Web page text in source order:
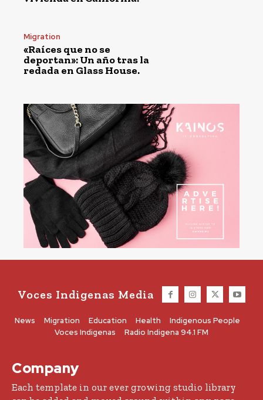
Migration
«Raíces que no se
deportan»: Un año tras la
redada en Glass House.
Voces Indigenas Media
News Migration Education Health
Indigenous People
Voces Indigenas
Radio Indigena 94.1 FM
Company
Each template in our ever growing studio library